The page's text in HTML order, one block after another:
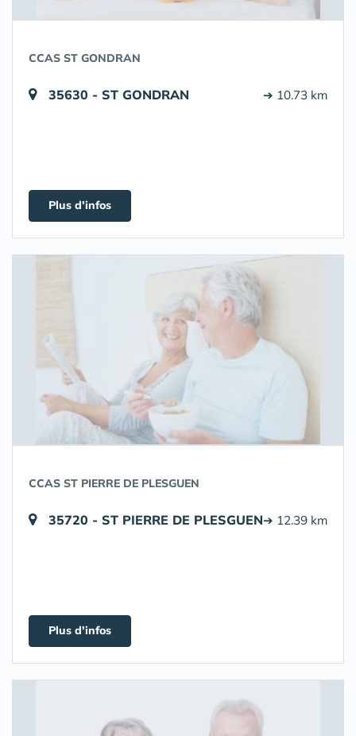
CCAS ST GONDRAN
35630 - ST GONDRAN ➔ 10.73 km
Plus d'infos
CCAS ST PIERRE DE PLESGUEN
35720 - ST PIERRE DE PLESGUEN➔ 12.39 km
Plus d'infos